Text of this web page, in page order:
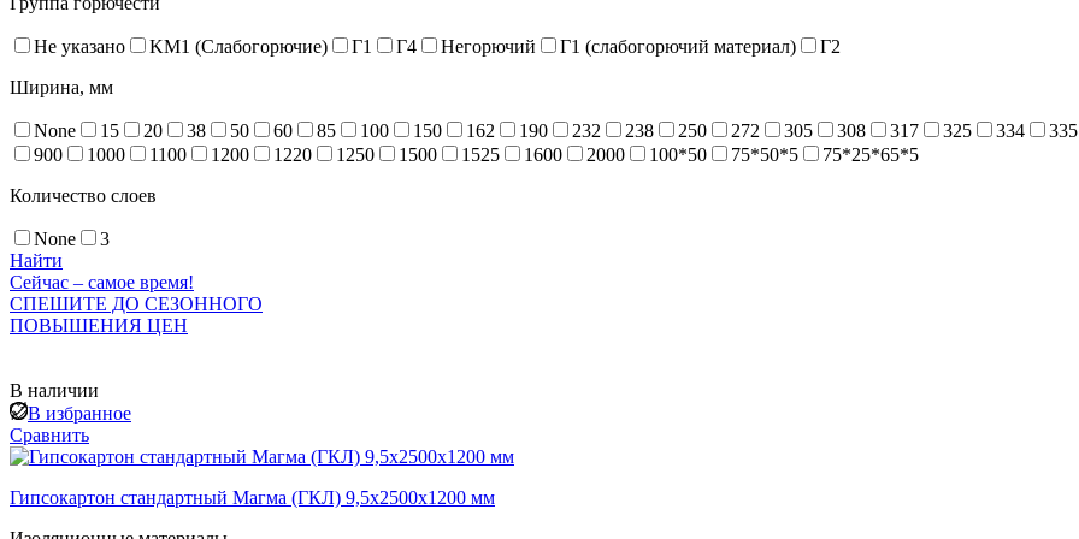
Не указано KM1 (Слабогорючие) Г1 Г4 Негорючий Г1 (слабогорючий материал)
Г2
Ширина, мм
None 15 20 38 50 60 85 100 150 162 190 232 238 250 272 305 308 317 325 334 335
900
1000 1100 1200 1220 1250 1500 1525 1600 2000 100*50 75*50*5
75*25*65*5
Количество слоев
None
3
Найти
Сейчас – самое время!
СПЕШИТЕ ДО СЕЗОННОГО
ПОВЫШЕНИЯ ЦЕН
В наличии
В избранное
Сравнить
Гипсокартон стандартный Магма (ГКЛ) 9,5x2500x1200 мм